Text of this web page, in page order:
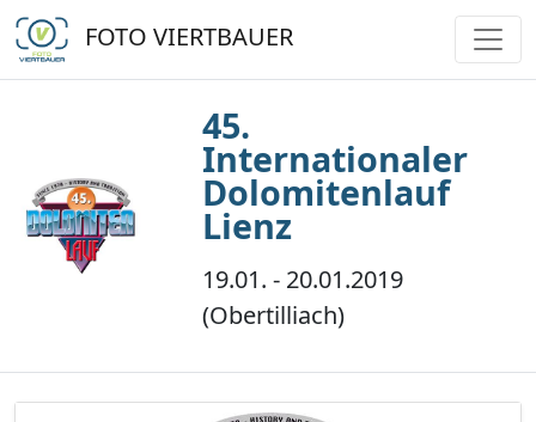
FOTO VIERTBAUER
45.
Internationaler
Dolomitenlauf
Lienz
19.01. - 20.01.2019
(Obertilliach)